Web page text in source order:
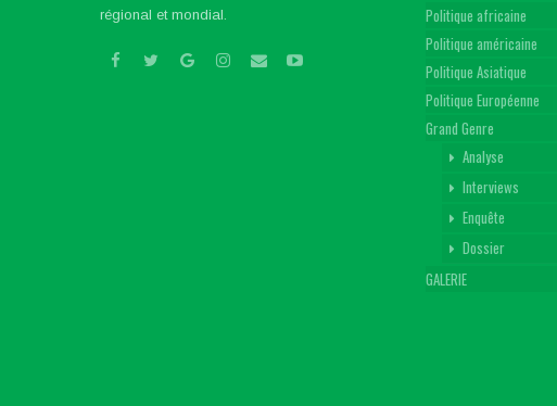
régional et mondial.
Politique africaine
Politique américaine
Politique Asiatique
Politique Européenne
Grand Genre
Analyse
Interviews
Enquête
Dossier
GALERIE